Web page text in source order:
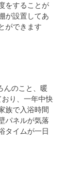
をすることが
が設置してあ
ができます
んのこと、暖
り、一年中快
族で入浴時間
パネルが気落
タイムが一日